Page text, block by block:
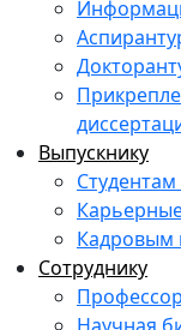
Выпускнику
Кадровым
Сотруднику